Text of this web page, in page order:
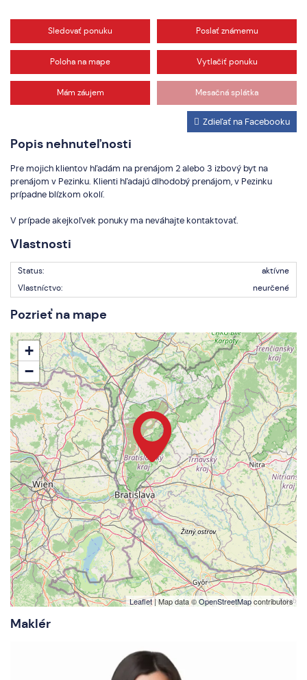
Sledovať ponuku Poslať známemu
Poloha na mape Vytlačiť ponuku
Mám záujem Mesačná splátka
Popis nehnuteľnosti
Zdieľať na Facebooku
Pre mojich klientov hľadám na prenájom 2 alebo 3 izbový byt na
prenájom v Pezinku. Klienti hľadajú dlhodobý prenájom, v Pezinku
prípadne blízkom okolí.
V prípade akejkoľvek ponuky ma neváhajte kontaktovať.
Vlastnosti
Status:
aktívne
Vlastníctvo:
neurčené
Pozrieť na mape
+
−
Leaflet| Map data ©OpenStreetMapcontributors
Maklér